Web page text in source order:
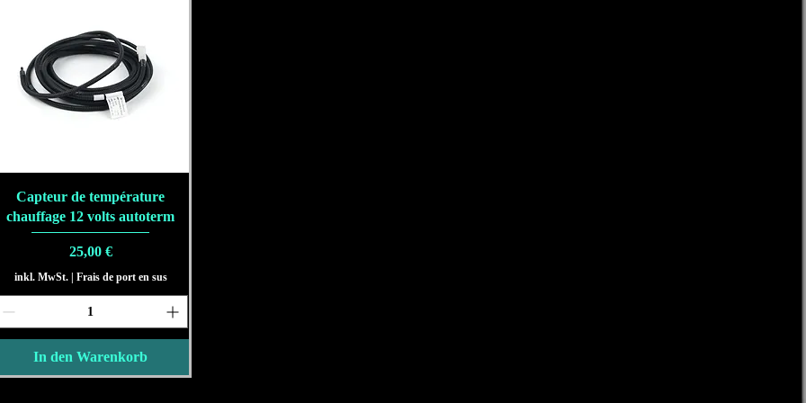
Schnellansicht
Capteur de température
chauffage 12 volts autoterm
Preis
25,00 €
inkl. MwSt.| Frais de port en sus
In den Warenkorb